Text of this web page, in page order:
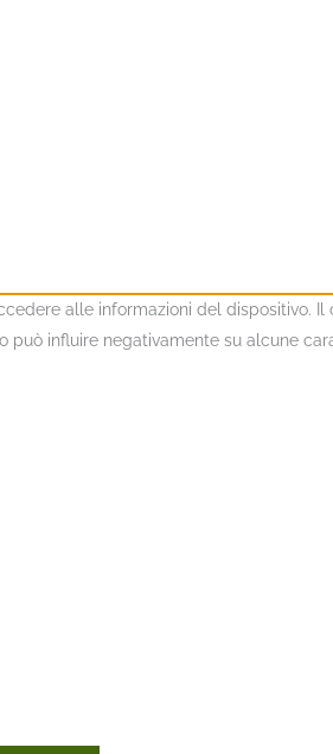
alle informazioni del dispositivo.
influire negativamente su alcune